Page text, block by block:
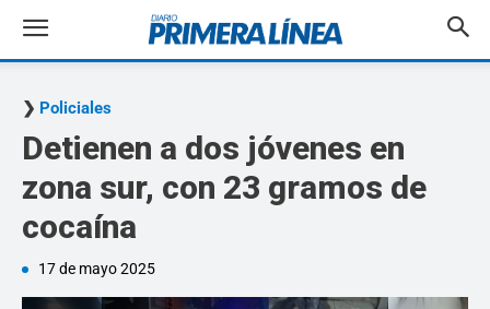
Policiales
Detienen a dos jóvenes en
zona sur, con 23 gramos de
cocaína
17 de mayo 2025